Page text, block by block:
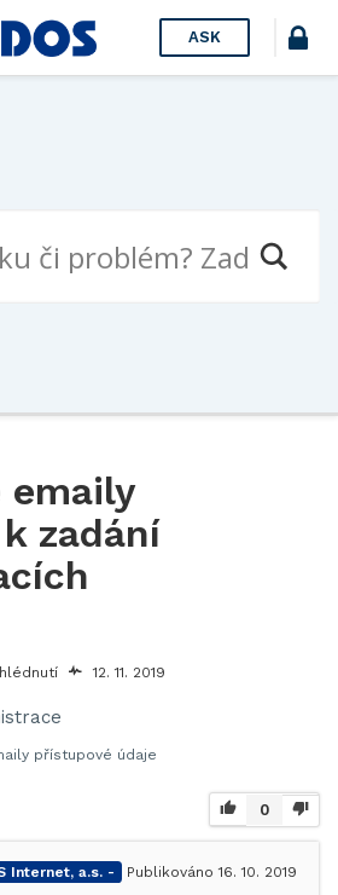
ASK
emaily
zadání
12. 11. 2019
přístupové údaje
0
Internet, a.s. - Publikováno 16. 10. 2019